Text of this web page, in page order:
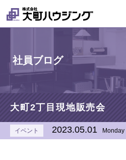
社員ブログ
大町2丁目現地販売会
イベント 2023.05.01 Monday